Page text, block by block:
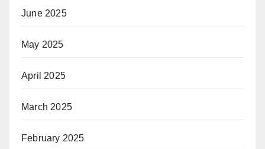
June 2025
May 2025
April 2025
March 2025
February 2025